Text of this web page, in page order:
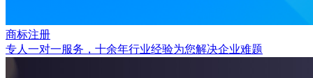
商标注册
专人一对一服务，十余年行业经验为您解决企业难题